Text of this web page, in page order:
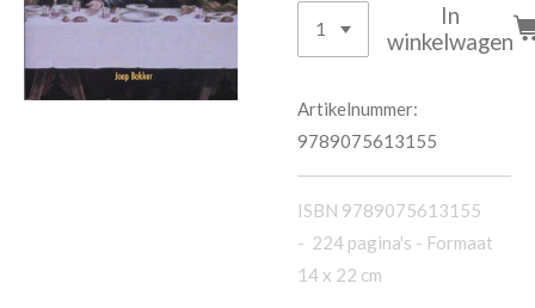
In
winkelwagen
Artikelnummer:
9789075613155
ISBN 9789075613155
- 224 pagina's - Formaat
14 x 22 cm